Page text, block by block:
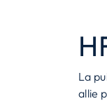
La
allie